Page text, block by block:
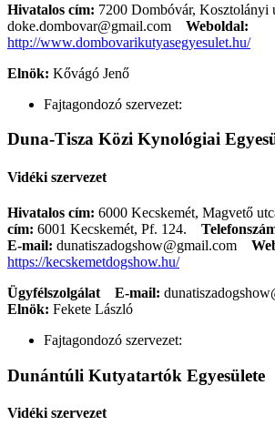
Hivatalos cím: 7200 Dombóvár,
doke.dombovar@gmail.com
Weboldal:
http://www.dombovarikutyasegyesulet.hu/
Elnök: Kővágó Jenő
Fajtagondozó szervezet:
Duna-Tisza Közi Kynológiai
Vidéki szervezet
Hivatalos cím: 6000 Kecskemét, Magvető
cím: 6001 Kecskemét, Pf. 124.
E-mail: dunatiszadogshow@gmail.com
https://kecskemetdogshow.hu/
Ügyfélszolgálat
E-mail:
Elnök: Fekete László
Fajtagondozó szervezet:
Dunántúli Kutyatartók Egyesülete
Vidéki szervezet